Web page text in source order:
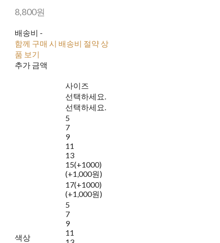
8,800원
배송비 -
함께 구매 시 배송비 절약 상
품 보기
추가 금액
색상
사이즈
선택하세요.
선택하세요.
5
7
9
11
13
15(+1000)
(+1,000원)
17(+1000)
(+1,000원)
5
7
9
11